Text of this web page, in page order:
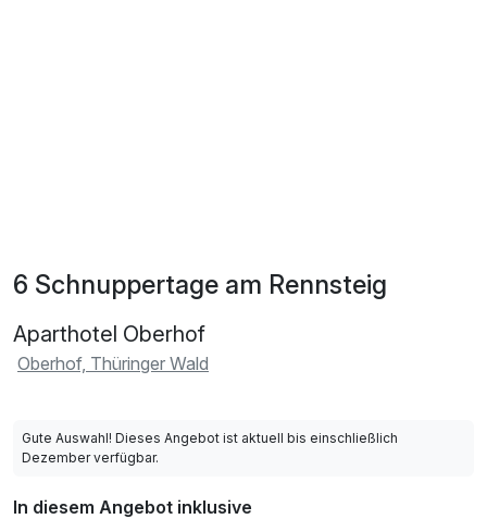
6 Schnuppertage am Rennsteig
Aparthotel Oberhof
Oberhof, Thüringer Wald
Gute Auswahl! Dieses Angebot ist aktuell bis einschließlich
Dezember verfügbar.
In diesem Angebot inklusive